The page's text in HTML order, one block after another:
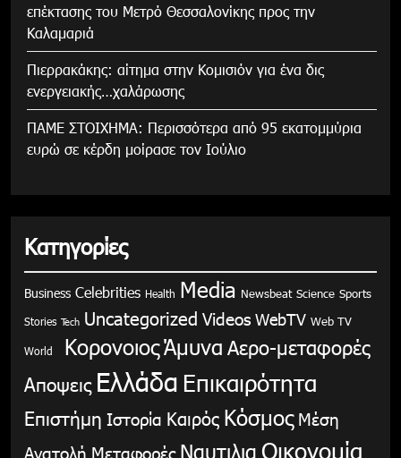
επέκτασης του Μετρό Θεσσαλονίκης προς την
Καλαμαριά
Πιερρακάκης: αίτημα στην Κομισιόν για ένα δις
ενεργειακής…χαλάρωσης
ΠΑΜΕ ΣΤΟΙΧΗΜΑ: Περισσότερα από 95 εκατομμύρια
ευρώ σε κέρδη μοίρασε τον Ιούλιο
Κατηγορίες
Business Celebrities Health Media Newsbeat Science Sports
Stories Tech Uncategorized Videos WebTV Web TV
World ΚορονοιοςΆμυνα Αερο-μεταφορές
Αποψεις Ελλάδα Επικαιρότητα
Επιστήμη Ιστορία Καιρός Κόσμος Μέση
Ανατολή Μεταφορές Ναυτιλια Οικονομία